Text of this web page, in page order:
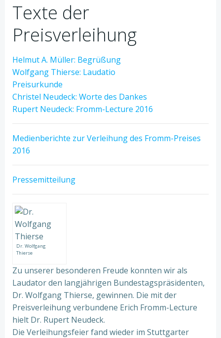
Texte der
Preisverleihung
Helmut A. Müller: Begrüßung
Wolfgang Thierse: Laudatio
Preisurkunde
Christel Neudeck: Worte des Dankes
Rupert Neudeck: Fromm-Lecture 2016
Medienberichte zur Verleihung des Fromm-Preises
2016
Pressemitteilung
Dr. Wolfgang
Thierse
Zu unserer besonderen Freude konnten wir als
Laudator den langjährigen Bundestagspräsidenten,
Dr. Wolfgang Thierse, gewinnen. Die mit der
Preisverleihung verbundene Erich Fromm-Lecture
hielt Dr. Rupert Neudeck.
Die Verleihungsfeier fand wieder im Stuttgarter